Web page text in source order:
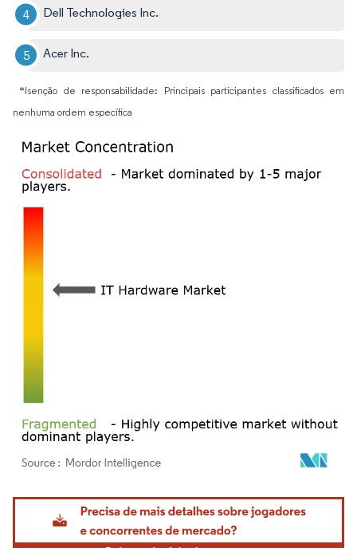
Dell Technologies Inc.
Acer Inc.
*Isenção de responsabilidade: Principais participantes classificados em
nenhuma ordem específica
Imagem © Mordor Intelligence. O reuso requer atribuição conforme CC BY 4.0.